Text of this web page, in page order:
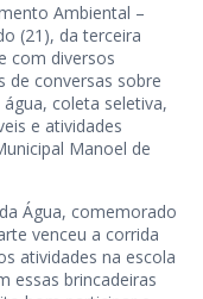
Ambiental –
(21), da terceira
com diversos
de conversas sobre
coleta seletiva,
e atividades
Manoel de
Água, comemorado
venceu a corrida
atividades na escola
essas brincadeiras